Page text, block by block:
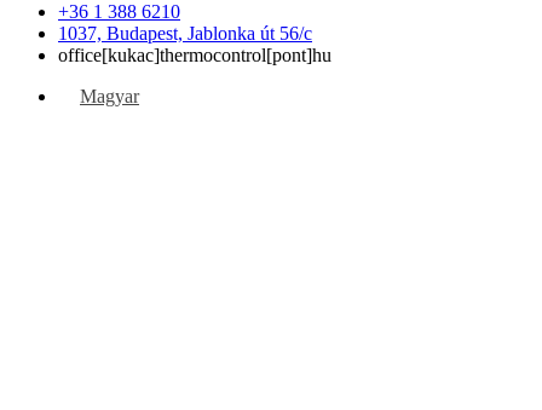
+36 1 388 6210
1037, Budapest, Jablonka út 56/c
office[kukac]thermocontrol[pont]hu
Magyar